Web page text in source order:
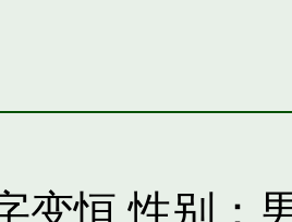
变恒 性别：